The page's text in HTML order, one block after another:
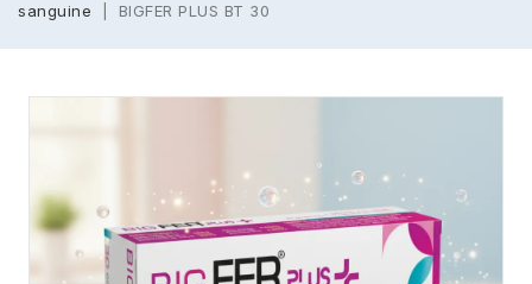
sanguine
BIGFER PLUS BT 30